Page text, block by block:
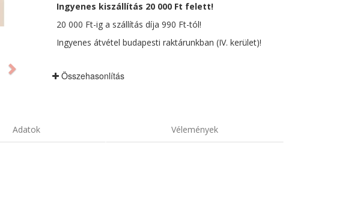
Ingyenes kiszállítás 20 000 Ft felett!
20 000 Ft-ig a szállítás díja 990 Ft-tól!
Ingyenes átvétel budapesti raktárunkban (IV. kerület)!
Összehasonlítás
Adatok Vélemények